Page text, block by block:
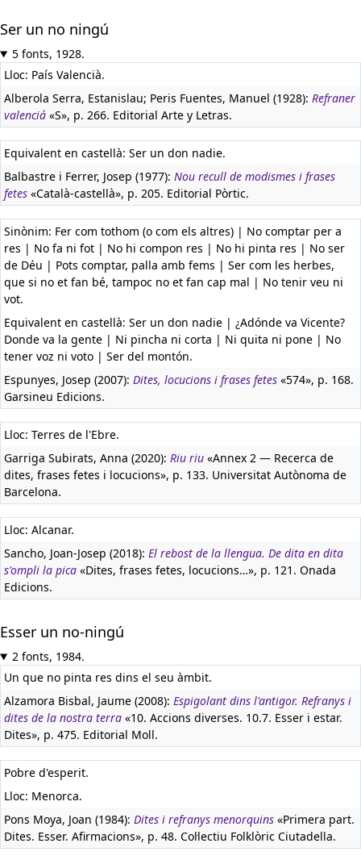
Ser un no ningú
5 fonts, 1928.
Lloc: País Valencià.
Alberola Serra, Estanislau; Peris Fuentes, Manuel (1928): Refraner
valenciá «S», p. 266. Editorial Arte y Letras.
Equivalent en castellà: Ser un don nadie.
Balbastre i Ferrer, Josep (1977): Nou recull de modismes i frases
fetes «Català-castellà», p. 205. Editorial Pòrtic.
Sinònim: Fer com tothom (o com els altres) | No comptar per a
res | No fa ni fot | No hi compon res | No hi pinta res | No ser
de Déu | Pots comptar, palla amb fems | Ser com les herbes,
que si no et fan bé, tampoc no et fan cap mal | No tenir veu ni
vot.
Equivalent en castellà: Ser un don nadie | ¿Adónde va Vicente?
Donde va la gente | Ni pincha ni corta | Ni quita ni pone | No
tener voz ni voto | Ser del montón.
Espunyes, Josep (2007): Dites, locucions i frases fetes «574», p. 168.
Garsineu Edicions.
Lloc: Terres de l'Ebre.
Garriga Subirats, Anna (2020): Riu riu «Annex 2 — Recerca de
dites, frases fetes i locucions», p. 133. Universitat Autònoma de
Barcelona.
Lloc: Alcanar.
Sancho, Joan-Josep (2018): El rebost de la llengua. De dita en dita
s'ompli la pica «Dites, frases fetes, locucions…», p. 121. Onada
Edicions.
Esser un no-ningú
2 fonts, 1984.
Un que no pinta res dins el seu àmbit.
Alzamora Bisbal, Jaume (2008): Espigolant dins l'antigor. Refranys i
dites de la nostra terra «10. Accions diverses. 10.7. Esser i estar.
Dites», p. 475. Editorial Moll.
Pobre d'esperit.
Lloc: Menorca.
Pons Moya, Joan (1984): Dites i refranys menorquins «Primera part.
Dites. Esser. Afirmacions», p. 48. Col·lectiu Folklòric Ciutadella.